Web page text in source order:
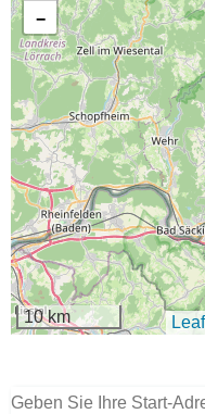
−
10 km
Geben Sie Ihre Start-